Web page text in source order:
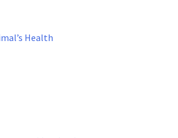
Health